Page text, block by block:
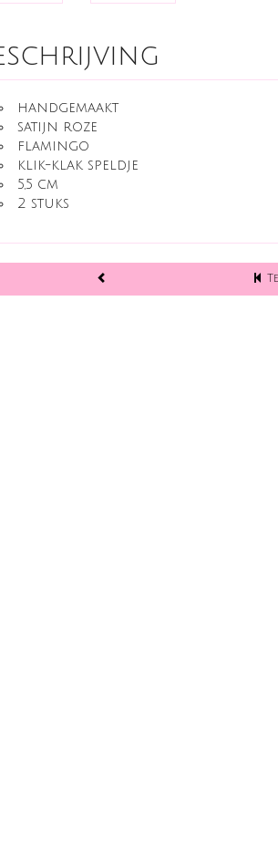
handgemaakt
satijn roze
flamingo
klik-klak speldje
5,5 cm
2 stuks